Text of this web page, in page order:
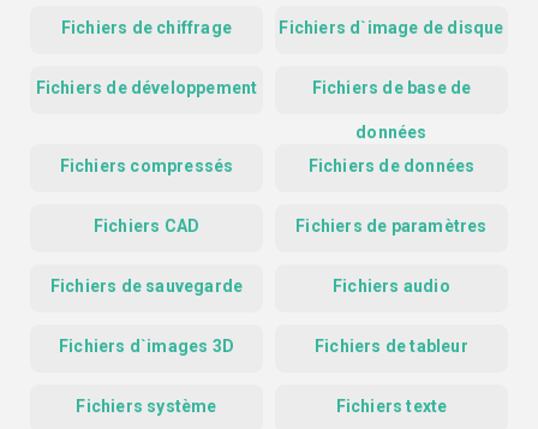
Fichiers de chiffrage Fichiers d`image de disque
Fichiers de développement Fichiers de base de
données
Fichiers compressés
Fichiers de données
Fichiers CAD Fichiers de paramètres
Fichiers de sauvegarde Fichiers audio
Fichiers d`images 3D Fichiers de tableur
Fichiers système Fichiers texte